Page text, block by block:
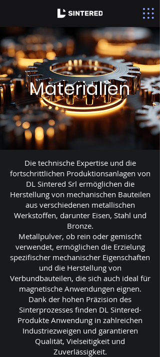
Materialien
Die technische Expertise und die
fortschrittlichen Produktionsanlagen von
DL Sintered Srl ermöglichen die
Herstellung von mechanischen Bauteilen
aus verschiedenen metallischen
Werkstoffen, darunter Eisen, Stahl und
Bronze.
Metallpulver, ob rein oder gemischt
verwendet, ermöglichen die Erzielung
spezifischer mechanischer Eigenschaften
und die Herstellung von
Verbundbauteilen, die sich auch ideal für
magnetische Anwendungen eignen.
Dank der hohen Präzision des
Sinterprozesses finden DL Sintered-
Produkte Anwendung in zahlreichen
Industriezweigen und garantieren
Qualität, Vielseitigkeit und
Zuverlässigkeit.